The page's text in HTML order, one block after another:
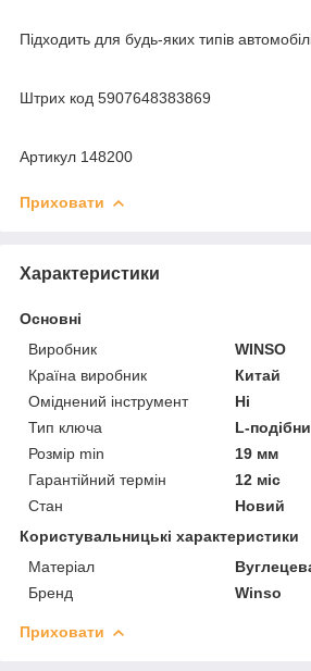
Підходить для будь-яких типів
Штрих код 5907648383869
Артикул 148200
Приховати
Характеристики
Основні
Виробник
WINSO
Країна виробник
Китай
Оміднений інструмент
Ні
Тип ключа
L-
Розмір min
19 мм
Гарантійний термін
12 міс
Стан
Новий
Користувальницькі характеристики
Матеріал
Бренд
Winso
Приховати